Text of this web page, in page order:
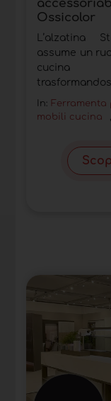
Ossicolor
L’alzatina
assume un
cucina
In: Ferramenta
mobili cucina
,